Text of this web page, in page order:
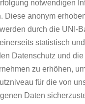
notwendigen
Diese anonym
durch die UNI-
statistisch
Datenschutz und
zu erhöhen,
für die von
Daten